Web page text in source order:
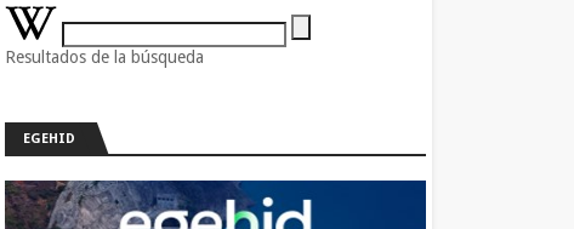
Resultados de la búsqueda
EGEHID